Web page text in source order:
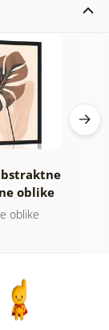
oblike
oblike